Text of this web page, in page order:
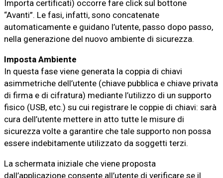
Importa certificati) occorre fare click sul bottone
“Avanti”. Le fasi, infatti, sono concatenate
automaticamente e guidano l’utente, passo dopo passo,
nella generazione del nuovo ambiente di sicurezza.
Imposta Ambiente
In questa fase viene generata la coppia di chiavi
asimmetriche dell’utente (chiave pubblica e chiave privata
di firma e di cifratura) mediante l’utilizzo di un supporto
fisico (USB, etc.) su cui registrare le coppie di chiavi: sarà
cura dell’utente mettere in atto tutte le misure di
sicurezza volte a garantire che tale supporto non possa
essere indebitamente utilizzato da soggetti terzi.
La schermata iniziale che viene proposta
dall’applicazione consente all’utente di verificare se il